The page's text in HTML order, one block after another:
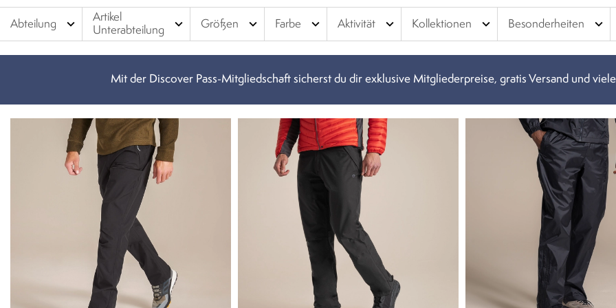
und bestelle dein Lieblingsmodell online.
Abteilung expand_more
Artikel
Unterabteilung
expand_more Größen expand_more Farbe expand_more Aktivität expand_more Kollektionen expand_more Besonderheiten expand_more
Mit der Discover Pass-Mitgliedschaft sicherst du dir exklusive Mitgliederpreise, gratis Versand und